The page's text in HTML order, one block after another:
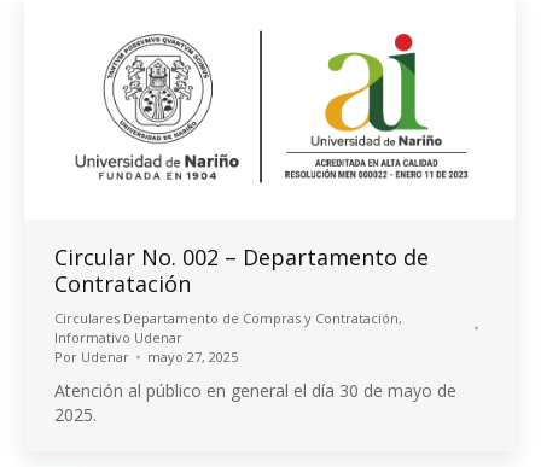
Circular No. 002 – Departamento de
Contratación
Circulares Departamento de Compras y Contratación,
Informativo Udenar
Por Udenar mayo 27, 2025
Atención al público en general el día 30 de mayo de
2025.